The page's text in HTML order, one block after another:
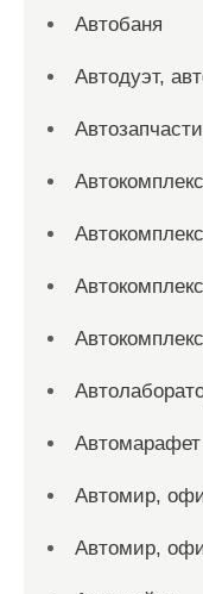
Автобаня
Автодуэт,
Автозапчасти
Автомарафет
Автомир,
Автомир,